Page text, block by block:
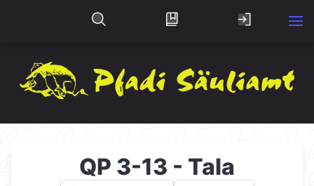
QP 3-13 - Tala